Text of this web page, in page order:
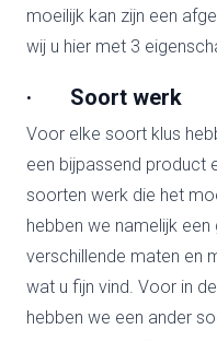
moeilijk kan zijn een
wij u hier met 3
· Soort werk
Voor elke soort klus
een bijpassend product
soorten werk die het
hebben we namelijk
verschillende maten en
wat u fijn vind. Voor in
hebben we een ander